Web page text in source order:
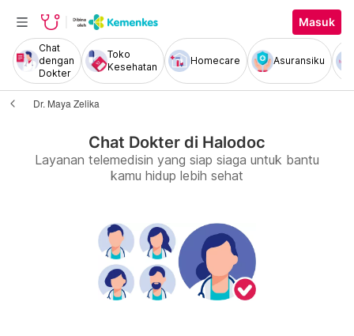
Masuk
Chat
dengan
Dokter
Toko
Kesehatan
Homecare Asuransiku
Dr. Maya Zelika
Chat Dokter di Halodoc
Layanan telemedisin yang siap siaga untuk bantu
kamu hidup lebih sehat